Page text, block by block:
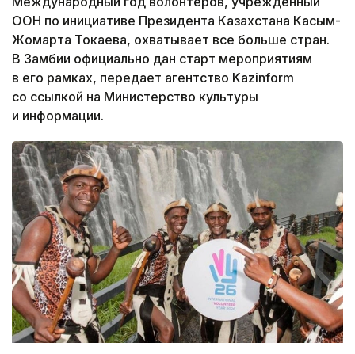
ООН по инициативе Президента Казахстана Касым-
Жомарта Токаева, охватывает все больше стран.
В Замбии официально дан старт мероприятиям
в его рамках, передает агентство Kazinform
со ссылкой на Министерство культуры
и информации.